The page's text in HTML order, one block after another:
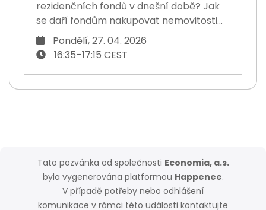
rezidenčních fondů v dnešní době? Jak
se daří fondům nakupovat nemovitosti...
Pondělí, 27. 04. 2026
16:35–17:15 CEST
Tato pozvánka od společnosti Economia, a.s.
byla vygenerována platformou Happenee.
V případě potřeby nebo odhlášení
komunikace v rámci této události kontaktujte